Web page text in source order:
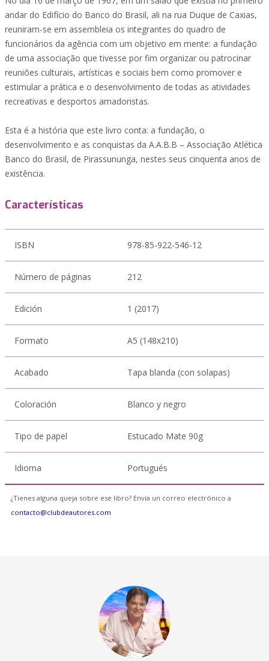
andar do Edifício do Banco do Brasil, ali na rua Duque de Caxias,
reuniram-se em assembleia os integrantes do quadro de
funcionários da agência com um objetivo em mente: a fundação
de uma associação que tivesse por fim organizar ou patrocinar
reuniões culturais, artísticas e sociais bem como promover e
estimular a prática e o desenvolvimento de todas as atividades
recreativas e desportos amadoristas.
Esta é a história que este livro conta: a fundação, o
desenvolvimento e as conquistas da A.A.B.B – Associação Atlética
Banco do Brasil, de Pirassununga, nestes seus cinquenta anos de
existência.
Características
ISBN 978-85-922-546-12
Número de páginas 212
Edición 1 (2017)
Formato A5 (148x210)
Acabado Tapa blanda (con solapas)
Coloración Blanco y negro
Tipo de papel Estucado Mate 90g
Idioma Portugués
¿Tienes alguna queja sobre ese libro? Envía un correo electrónico a
contacto@clubdeautores.com